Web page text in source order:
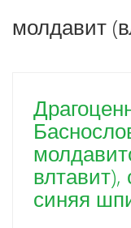
молдавит
синяя